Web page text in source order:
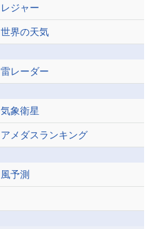
レジャー
世界の天気
雷レーダー
気象衛星
アメダスランキング
風予測